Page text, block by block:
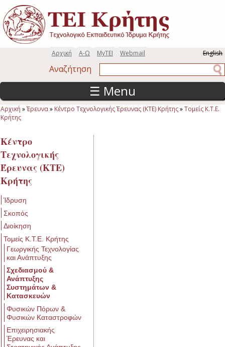
Παράκαμψη προς το κυρίως περιεχόμενο
English
Webmail
MyTEI
Α-Ω
Αρχική
Αναζήτηση
☰ Menu
Είστε εδώ
Αρχική »Έρευνα» Κέντρο Τεχνολογικής Έρευνας (ΚΤΕ) Κρήτης»Τομείς Κ.Τ.Ε.
Κρήτης
Κέντρο
Τεχνολογικής
Έρευνας (ΚΤΕ)
Κρήτης
Ίδρυση
Σκοπός
Διοίκηση
Τομείς Κ.Τ.Ε. Κρήτης
Γεωργικής Τεχνολογίας
και Ανάπτυξης
Σχεδιασμού &
Ανάπτυξης
Συστημάτων &
Κατασκευών
Φυσικών Πόρων &
Φυσικών Καταστροφών
Επιχειρησιακής
Έρευνας και